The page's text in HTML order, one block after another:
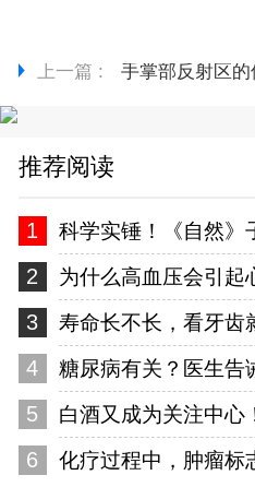
上一篇 : 手掌部反射区
推荐阅读
1
2
3
4
5
6